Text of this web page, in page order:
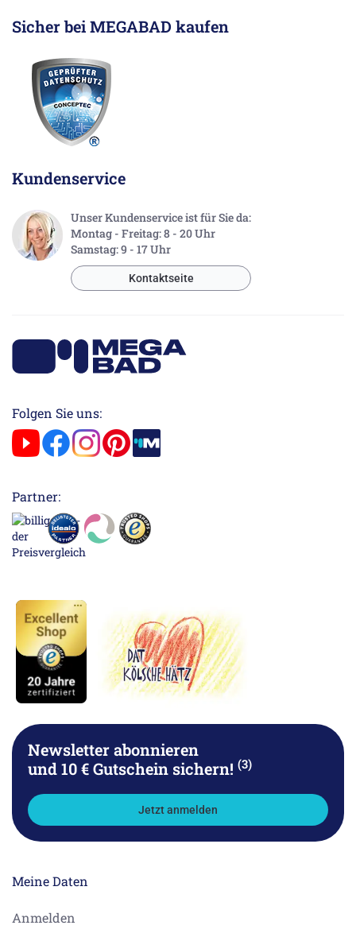
Sicher bei MEGABAD kaufen
Kundenservice
Unser Kundenservice ist für Sie da:
Montag - Freitag: 8 - 20 Uhr
Samstag: 9 - 17 Uhr
Kontaktseite
Folgen Sie uns:
Partner:
Newsletter abonnieren
und 10 € Gutschein sichern! (3)
Jetzt anmelden
Meine Daten
Anmelden